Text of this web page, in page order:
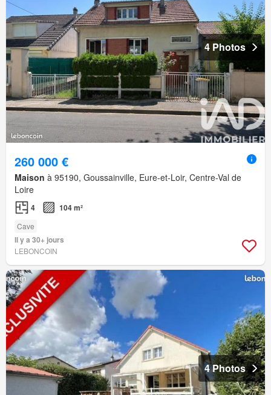
4 Photos
260 000 €
Maison à 95190, Goussainville, Eure-et-Loir, Centre-Val de
Loire
4 104 m²
Cave
Il y a 30+ jours
LEBONCOIN
4 Photos